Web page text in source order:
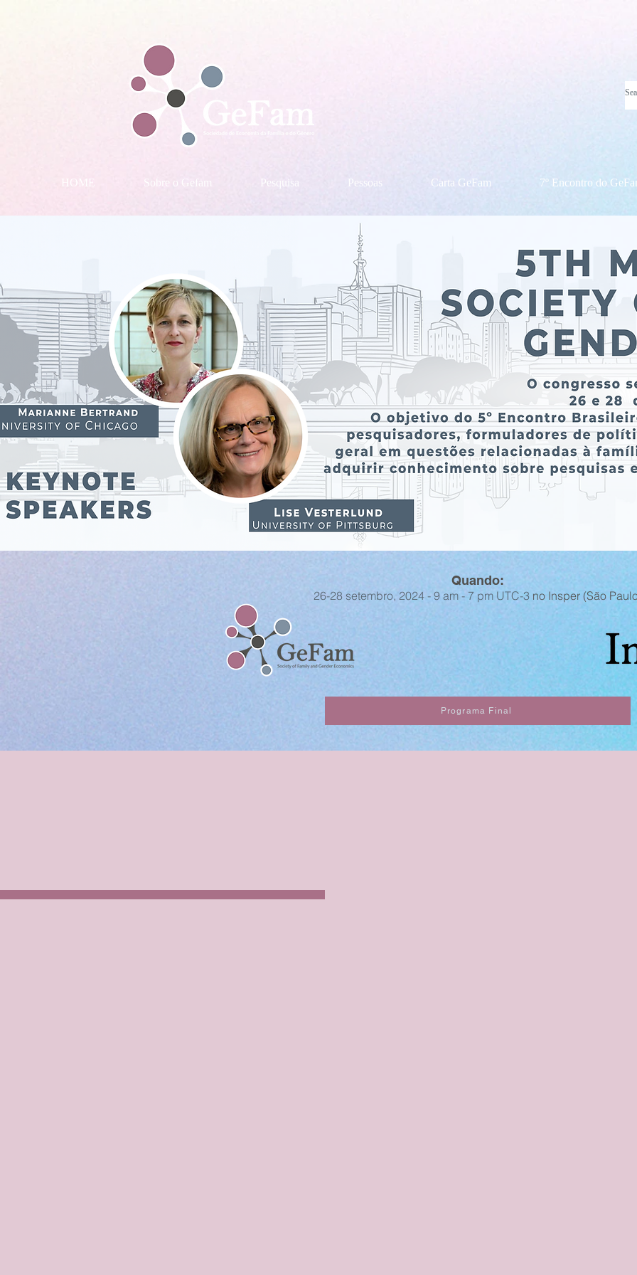
HOME Sobre o Gefam Pesquisa Pessoas Carta GeFam 7º Encontro do
Quando:
26-28 setembro, 2024 - 9 am - 7 pmUTC-3 no Insper (São
Programa Final